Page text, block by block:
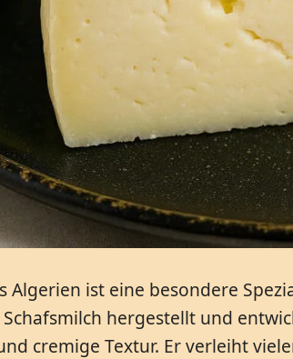
Algerien ist eine besondere
hergestellt und
cremige Textur. Er verleiht